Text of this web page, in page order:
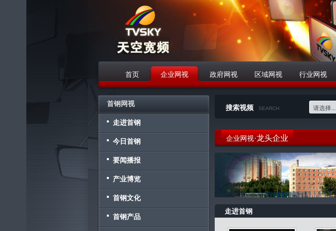
首页 企业网视 政府网视 区域网视 行业网视
首钢网视
走进首钢
今日首钢
要闻播报
产业博览
首钢文化
首钢产品
搜索视频 SEARCH 请选择...
企业网视·龙头企业
走进首钢